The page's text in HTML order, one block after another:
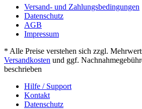
Versand- und Zahlungsbedingungen
Datenschutz
AGB
Impressum
* Alle Preise verstehen sich zzgl.
Versandkosten und ggf.
beschrieben
Hilfe / Support
Kontakt
Datenschutz